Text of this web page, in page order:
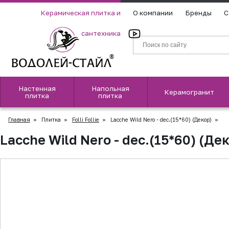
Керамическая плитка и
сантехника
О компании Бренды
Настенная
плитка
Напольная
плитка
Керамогранит
Главная » Плитка » Folli Follie » Lacche Wild Nero - dec.(15*60) (Декор) »
Lacche Wild Nero - dec.(15*60)